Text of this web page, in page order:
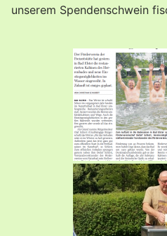
unserem Spendenschwein